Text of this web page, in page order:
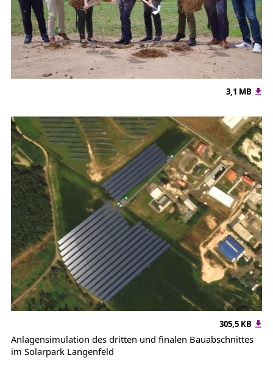
3,1 MB
305,5 KB
Anlagensimulation des dritten und finalen Bauabschnittes
im Solarpark Langenfeld